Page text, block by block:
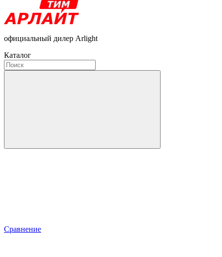
официальный дилер Arlight
Каталог
Сравнение